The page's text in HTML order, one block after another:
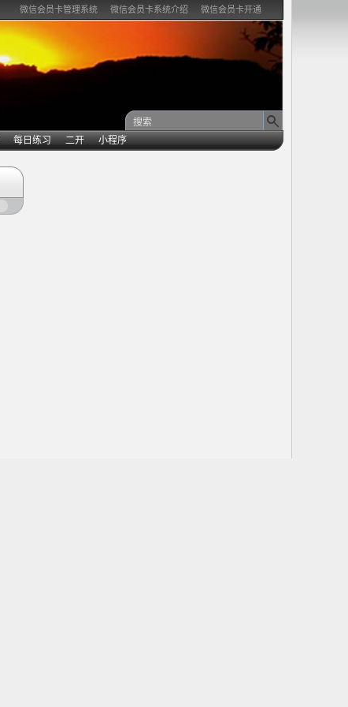
微信会员卡管理系统 微信会员卡系统介绍 微信会员卡开通
每日练习 二开 小程序